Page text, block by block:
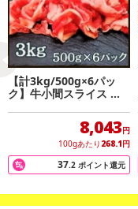
【計3kg/500g×6パッ
ク】牛小間スライス オ
ーストラリア産
8,043円
100gあたり 268.1円
37.2 ポイント還元